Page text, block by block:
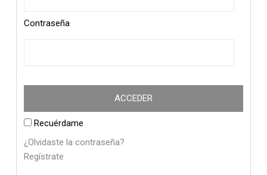
Contraseña
Recuérdame
¿Olvidaste la contraseña?
Regístrate